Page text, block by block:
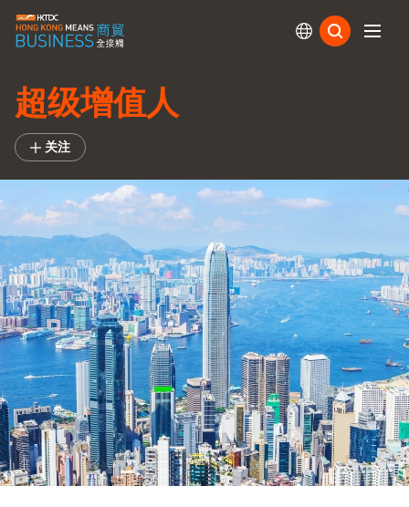
超级增值人
关注